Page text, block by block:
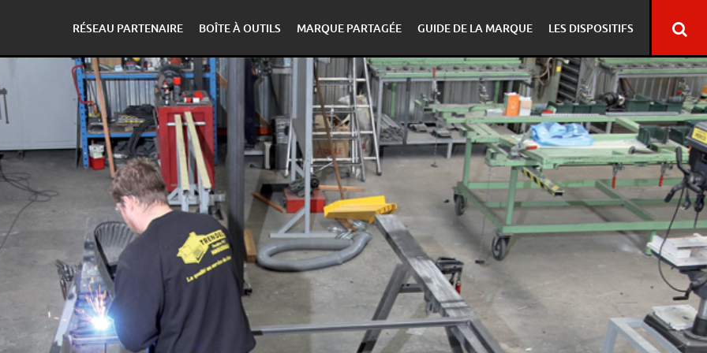
RÉSEAU PARTENAIRE BOÎTE À OUTILS MARQUE PARTAGÉE GUIDE DE LA MARQUE LES DISPOSITIFS